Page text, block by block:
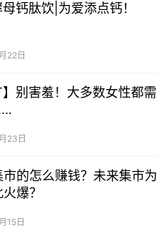
钙肽饮|为爱添点钙！
22日
】别害羞！大多数女性都需
23日
市的怎么赚钱？未来集市为
爆？
15日